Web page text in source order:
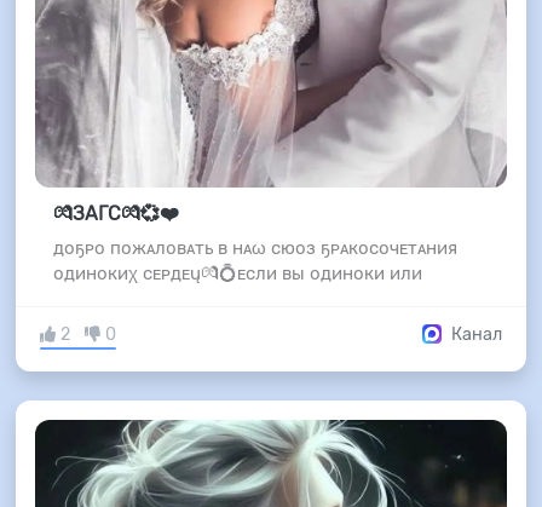
💏ЗАГС💏💞❤️
доҕᴘо пожᴀловᴀть в нᴀω сюоз ҕᴘᴀкосочᴇтᴀния
одинокиχ сᴇᴘдᴇų💏💍ᴇсли вы одиноки или
2 0 Канал